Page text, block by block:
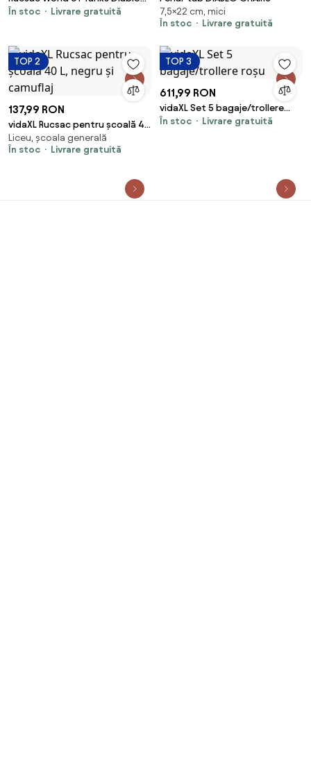
Chairs
În stoc Livrare gratuită
7,5×22 cm, mici
În stoc
Livrare gratuită
TOP 2
137,99 RON
vidaXL Rucsac pentru școală 40
L, negru și camuflaj
Liceu, școala generală
În stoc
Livrare gratuită
TOP 3
611,99 RON
vidaXL Set 5 bagaje/trollere
roșu
În stoc Livrare gratuită